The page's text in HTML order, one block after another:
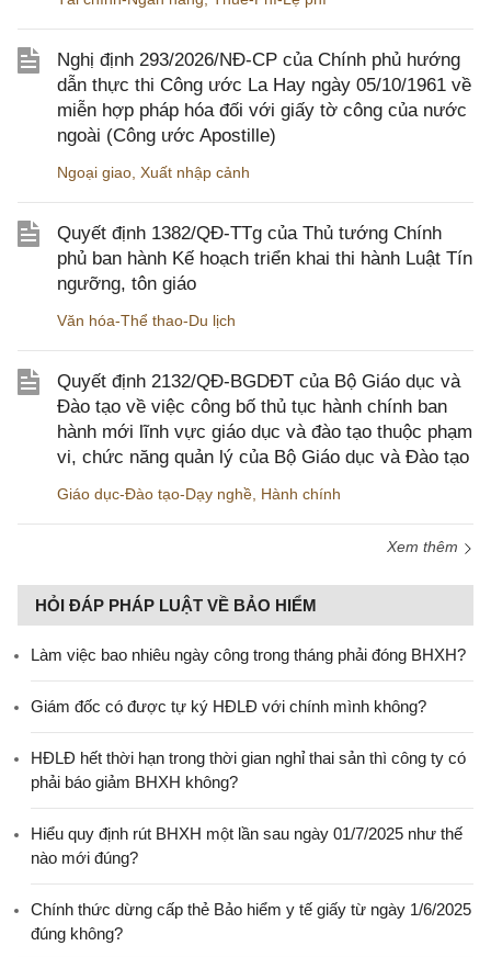
Nghị định 293/2026/NĐ-CP của Chính phủ hướng
dẫn thực thi Công ước La Hay ngày 05/10/1961 về
miễn hợp pháp hóa đối với giấy tờ công của nước
ngoài (Công ước Apostille)
Ngoại giao, Xuất nhập cảnh
Quyết định 1382/QĐ-TTg của Thủ tướng Chính
phủ ban hành Kế hoạch triển khai thi hành Luật Tín
ngưỡng, tôn giáo
Văn hóa-Thể thao-Du lịch
Quyết định 2132/QĐ-BGDĐT của Bộ Giáo dục và
Đào tạo về việc công bố thủ tục hành chính ban
hành mới lĩnh vực giáo dục và đào tạo thuộc phạm
vi, chức năng quản lý của Bộ Giáo dục và Đào tạo
Giáo dục-Đào tạo-Dạy nghề, Hành chính
Xem thêm
HỎI ĐÁP PHÁP LUẬT VỀ BẢO HIỂM
Làm việc bao nhiêu ngày công trong tháng phải đóng BHXH?
Giám đốc có được tự ký HĐLĐ với chính mình không?
HĐLĐ hết thời hạn trong thời gian nghỉ thai sản thì công ty có
phải báo giảm BHXH không?
Hiểu quy định rút BHXH một lần sau ngày 01/7/2025 như thế
nào mới đúng?
Chính thức dừng cấp thẻ Bảo hiểm y tế giấy từ ngày 1/6/2025
đúng không?